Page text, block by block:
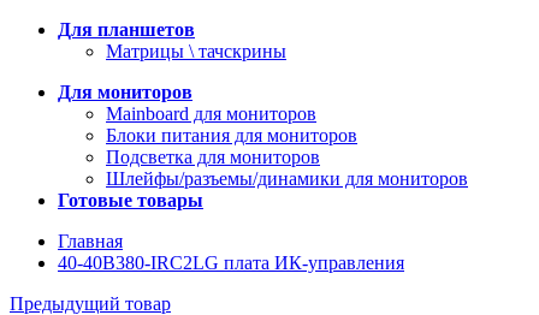
Для планшетов
Матрицы \ тачскрины
Для мониторов
Mainboard для мониторов
Блоки питания для мониторов
Подсветка для мониторов
Шлейфы/разъемы/динамики для мониторов
Готовые товары
Главная
40-40B380-IRC2LG плата ИК-управления
Предыдущий товар